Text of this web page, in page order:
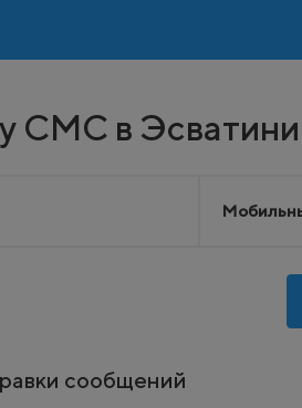
СМС в Эсватини
сообщений